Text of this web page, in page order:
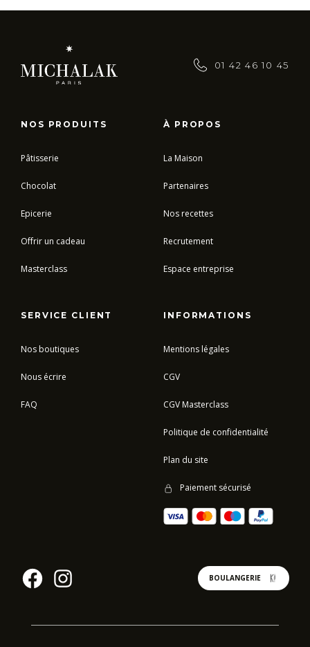
01 42 46 10 45
NOS PRODUITS
Pâtisserie
Chocolat
Epicerie
Offrir un cadeau
Masterclass
À PROPOS
La Maison
Partenaires
Nos recettes
Recrutement
Espace entreprise
SERVICE CLIENT
Nos boutiques
Nous écrire
FAQ
INFORMATIONS
Mentions légales
CGV
CGV Masterclass
Politique de confidentialité
Plan du site
Paiement sécurisé
BOULANGERIE